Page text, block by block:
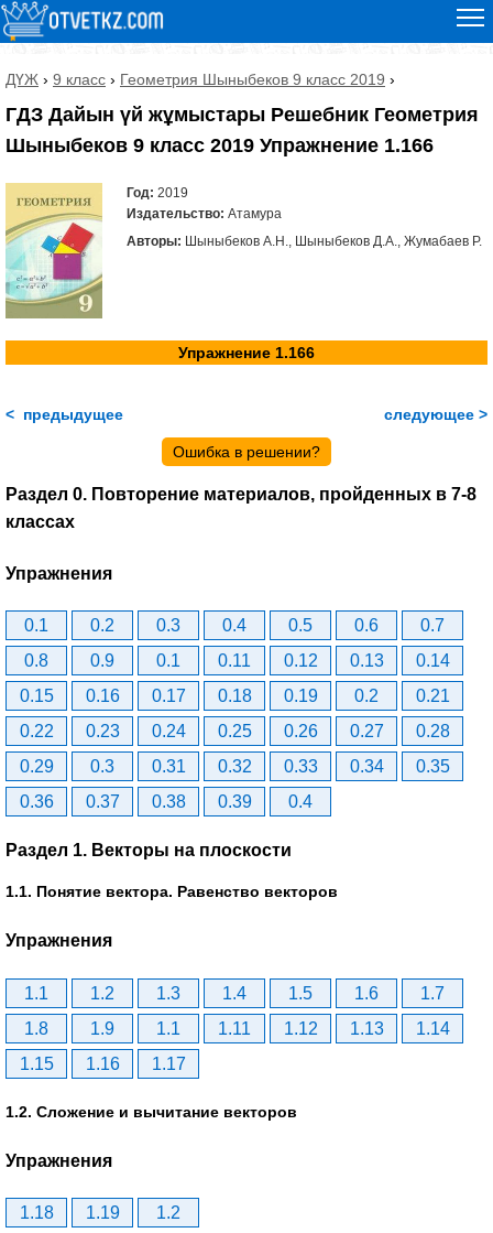
ДҮЖ › 9 класс › Геометрия Шыныбеков 9 класс 2019 ›
ГДЗ Дайын үй жұмыстары Решебник Геометрия
Шыныбеков 9 класс 2019 Упражнение 1.166
Год: 2019
Издательство: Атамура
Авторы: Шыныбеков А.Н., Шыныбеков Д.А., Жумабаев Р.
Упражнение 1.166
< предыдущее следующее >
Ошибка в решении?
Раздел 0. Повторение материалов, пройденных в 7-8
классах
Упражнения
0.1 0.2 0.3 0.4 0.5 0.6
0.7
0.8
0.9 0.1 0.11 0.12 0.13
0.14
0.15
0.16 0.17 0.18 0.19 0.2
0.21
0.22
0.23 0.24 0.25 0.26 0.27
0.28
0.29
0.3 0.31 0.32 0.33 0.34
0.35
0.36
0.37 0.38 0.39 0.4
Раздел 1. Векторы на плоскости
1.1. Понятие вектора. Равенство векторов
Упражнения
1.1 1.2 1.3 1.4 1.5 1.6
1.7
1.8
1.9 1.1 1.11 1.12 1.13
1.14
1.15
1.16 1.17
1.2. Сложение и вычитание векторов
Упражнения
1.18 1.19 1.2